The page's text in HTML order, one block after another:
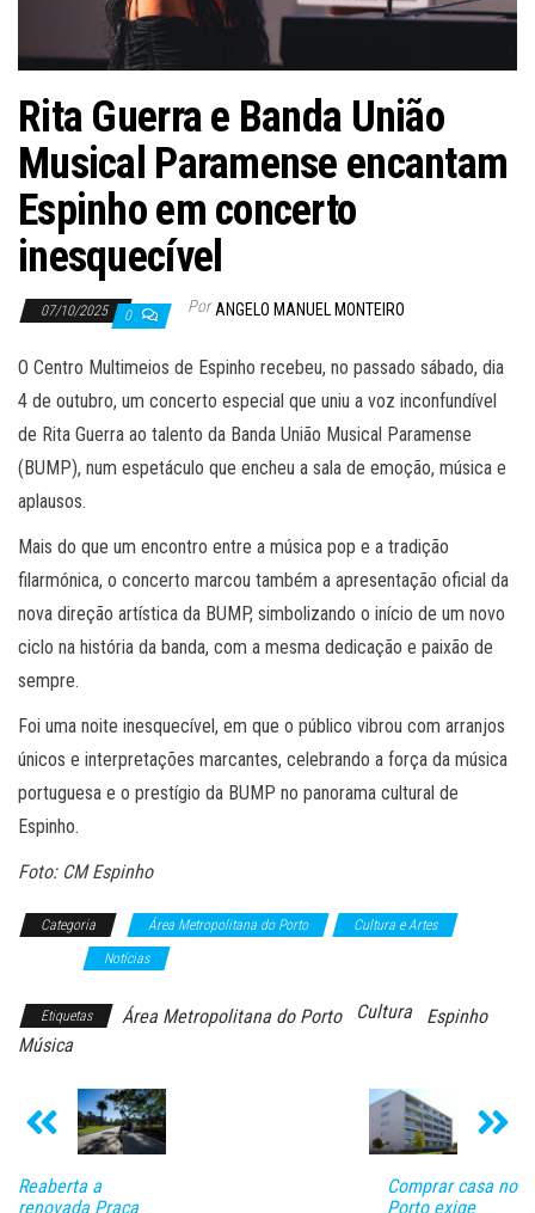
Rita Guerra e Banda União
Musical Paramense encantam
Espinho em concerto
inesquecível
07/10/2025 0 Por ANGELO MANUEL MONTEIRO
O Centro Multimeios de Espinho recebeu, no passado sábado, dia
4 de outubro, um concerto especial que uniu a voz inconfundível
de Rita Guerra ao talento da Banda União Musical Paramense
(BUMP), num espetáculo que encheu a sala de emoção, música e
aplausos.
Mais do que um encontro entre a música pop e a tradição
filarmónica, o concerto marcou também a apresentação oficial da
nova direção artística da BUMP, simbolizando o início de um novo
ciclo na história da banda, com a mesma dedicação e paixão de
sempre.
Foi uma noite inesquecível, em que o público vibrou com arranjos
únicos e interpretações marcantes, celebrando a força da música
portuguesa e o prestígio da BUMP no panorama cultural de
Espinho.
Foto: CM Espinho
Categoria Área Metropolitana do Porto
Cultura e Artes
Notícias
Etiquetas Área Metropolitana do Porto Cultura
Espinho
Música
Reaberta a
renovada Praça
Comprar casa no
Porto exige